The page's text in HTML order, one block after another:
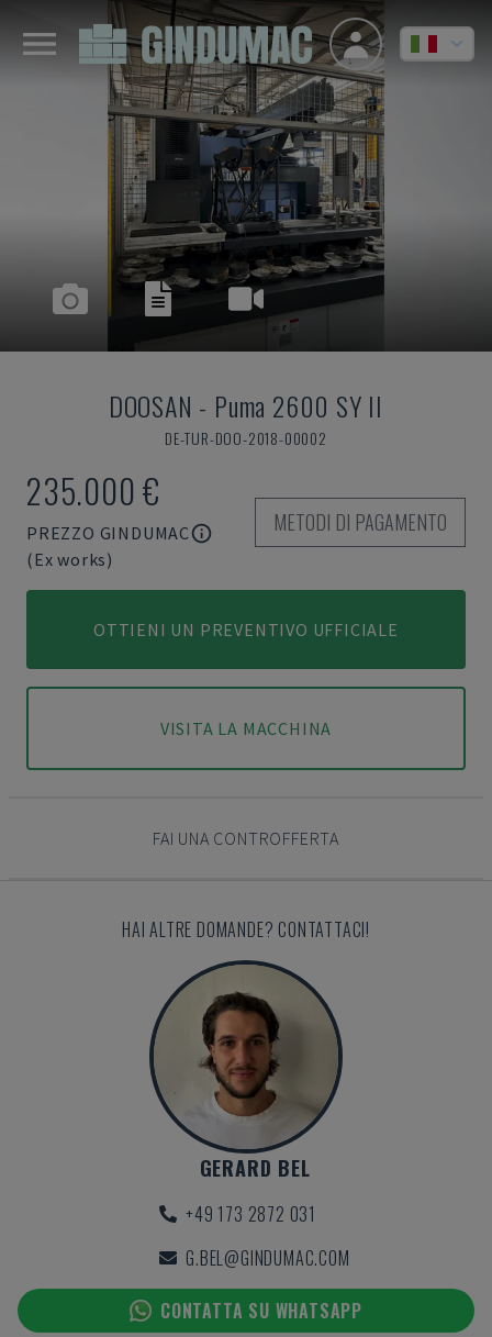
DOOSAN - Puma 2600 SY II
DE-TUR-DOO-2018-00002
235.000 €
PREZZO GINDUMAC
(Ex works)
METODI DI PAGAMENTO
OTTIENI UN PREVENTIVO UFFICIALE
VISITA LA MACCHINA
FAI UNA CONTROFFERTA
HAI ALTRE DOMANDE? CONTATTACI!
GERARD BEL
+49 173 2872 031
G.BEL@GINDUMAC.COM
CONTATTA SU WHATSAPP